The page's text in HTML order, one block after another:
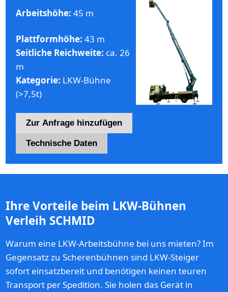
Arbeitshöhe: 45 m
Plattformhöhe: 43 m
Seitliche Reichweite: ca. 26
m
Kategorie: LKW-Bühne
(>7,5t)
Zur Anfrage hinzufügen
Technische Daten
Ihre Vorteile beim LKW-Bühnen
Verleih SCHMID
Warum eine LKW-Arbeitsbühne bei uns mieten? Im
Gegensatz zu Scherenbühnen sind LKW-Steiger
sofort einsatzbereit und benötigen keinen teuren
Transport per Spedition. Sie holen das Gerät in